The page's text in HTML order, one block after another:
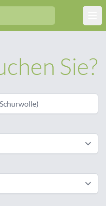
Sie?